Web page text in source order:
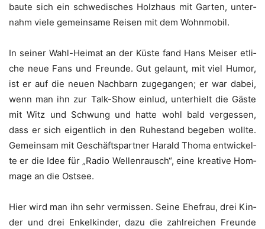
bau­te sich ein schwe­di­sches Holz­haus mit Gar­ten, unter­
nahm vie­le gemein­sa­me Rei­sen mit dem Wohnmobil.
In sei­ner Wahl-Hei­mat an der Küs­te fand Hans Mei­ser etli­
che neue Fans und Freun­de. Gut gelaunt, mit viel Humor,
ist er auf die neu­en Nach­barn zuge­gan­gen; er war dabei,
wenn man ihn zur Talk-Show ein­lud, unter­hielt die Gäs­te
mit Witz und Schwung und hat­te wohl bald ver­ges­sen,
dass er sich eigent­lich in den Ruhe­stand bege­ben woll­te.
Gemein­sam mit Geschäfts­part­ner Harald Tho­ma ent­wi­ckel­
te er die Idee für „Radio Wel­len­rausch“, eine krea­ti­ve Hom­
mage an die Ostsee.
Hier wird man ihn sehr ver­mis­sen. Sei­ne Ehe­frau, drei Kin­
der und drei Enkel­kin­der, dazu die zahl­rei­chen Freun­de